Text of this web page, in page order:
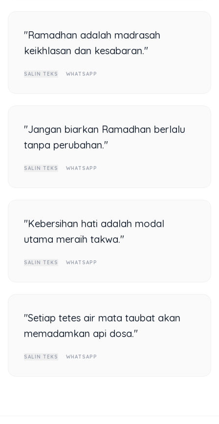
"Ramadhan adalah madrasah
keikhlasan dan kesabaran."
SALIN TEKS WHATSAPP
"Jangan biarkan Ramadhan berlalu
tanpa perubahan."
SALIN TEKS WHATSAPP
"Kebersihan hati adalah modal
utama meraih takwa."
SALIN TEKS WHATSAPP
"Setiap tetes air mata taubat akan
memadamkan api dosa."
SALIN TEKS WHATSAPP